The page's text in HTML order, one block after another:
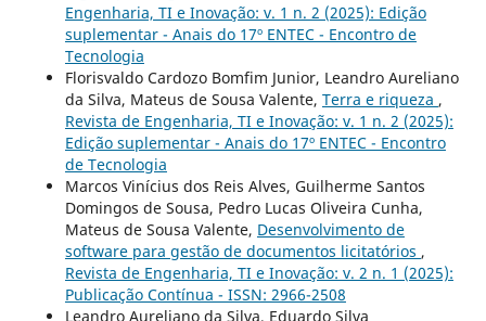
Engenharia, TI e Inovação: v. 1 n. 2 (2025): Edição
suplementar - Anais do 17º ENTEC - Encontro de
Tecnologia
Florisvaldo Cardozo Bomfim Junior, Leandro Aureliano
da Silva, Mateus de Sousa Valente, Terra e riqueza ,
Revista de Engenharia, TI e Inovação: v. 1 n. 2 (2025):
Edição suplementar - Anais do 17º ENTEC - Encontro
de Tecnologia
Marcos Vinícius dos Reis Alves, Guilherme Santos
Domingos de Sousa, Pedro Lucas Oliveira Cunha,
Mateus de Sousa Valente, Desenvolvimento de
software para gestão de documentos licitatórios ,
Revista de Engenharia, TI e Inovação: v. 2 n. 1 (2025):
Publicação Contínua - ISSN: 2966-2508
Leandro Aureliano da Silva, Eduardo Silva